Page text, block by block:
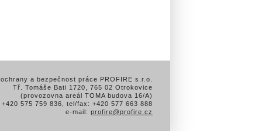
a bezpečnost práce PROFIRE s.r.o.
Tř. Tomáše Bati 1720, 765 02 Otrokovice
(provozovna areál TOMA budova 16/A)
575 759 836, tel/fax: +420 577 663 888
e-mail: profire@profire.cz